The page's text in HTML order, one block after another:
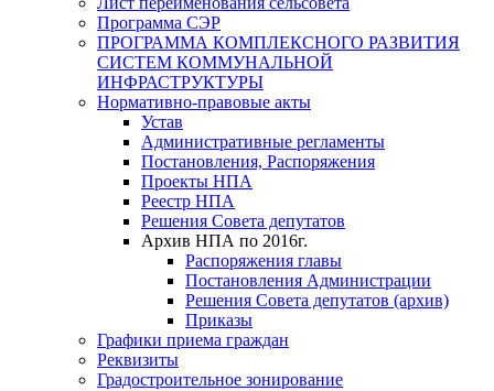
Программа СЭР
ПРОГРАММА КОМПЛЕКСНОГО РАЗВИТИЯ
СИСТЕМ КОММУНАЛЬНОЙ
ИНФРАСТРУКТУРЫ
Нормативно-правовые акты
Устав
Административные регламенты
Постановления, Распоряжения
Проекты НПА
Реестр НПА
Решения Совета депутатов
Архив НПА по 2016г.
Распоряжения главы
Постановления Администрации
Решения Совета депутатов (архив)
Приказы
Графики приема граждан
Реквизиты
Градостроительное зонирование